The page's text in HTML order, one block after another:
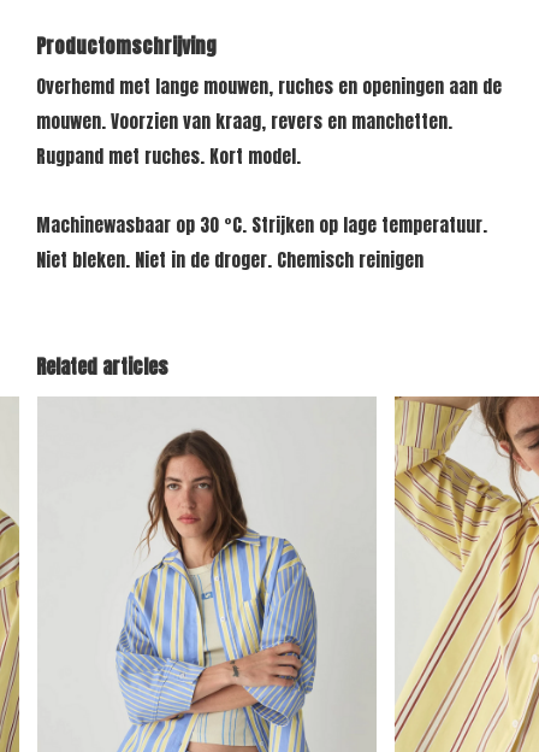
Productomschrijving
Overhemd met lange mouwen, ruches en openingen aan de
mouwen. Voorzien van kraag, revers en manchetten.
Rugpand met ruches. Kort model.
Machinewasbaar op 30 °C. Strijken op lage temperatuur.
Niet bleken. Niet in de droger. Chemisch reinigen
Related articles